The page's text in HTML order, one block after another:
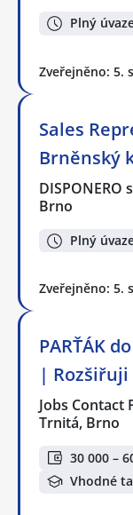
Plný
Zveřejněno: 5.
Sales
Brněnský
DISPONERO
Brno
Plný
Zveřejněno: 5.
PARŤÁK
|
Jobs Contact
Trnitá, Brno
30 000 –
Vhodné